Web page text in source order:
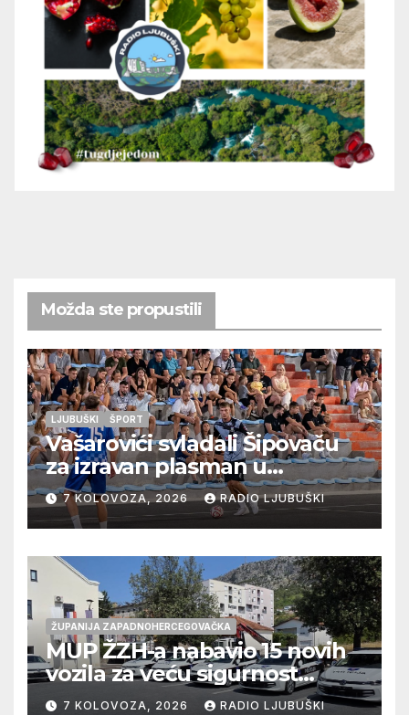
Možda ste propustili
LJUBUŠKI ŠPORT
Vašarovići svladali Šipovaču
za izravan plasman u
četvrtfinale, Grab izborio
prolazak dalje, Klobuk ispao,
večeras počinje četvrtfinale
juniora
7 KOLOVOZA, 2026 RADIO LJUBUŠKI
ŽUPANIJA ZAPADNOHERCEGOVAČKA
MUP ŽZH-a nabavio 15 novih
vozila za veću sigurnost
građana i učinkovitiji rad
7 KOLOVOZA, 2026 RADIO LJUBUŠKI